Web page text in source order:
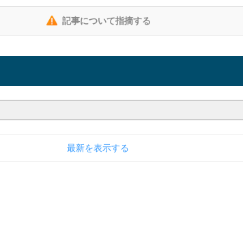
記事について指摘する
最新を表示する